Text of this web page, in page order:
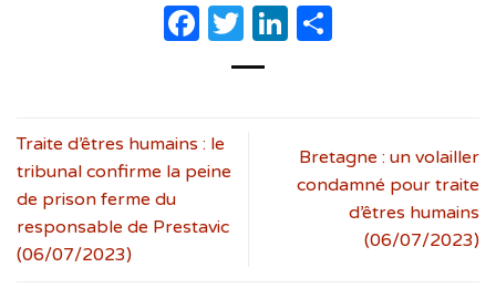
Facebook
TwitterLinkedIn
Traite d’êtres humains : le
tribunal confirme la peine
de prison ferme du
responsable de Prestavic
(06/07/2023)
Bretagne : un volailler
condamné pour traite
d’êtres humains
(06/07/2023)